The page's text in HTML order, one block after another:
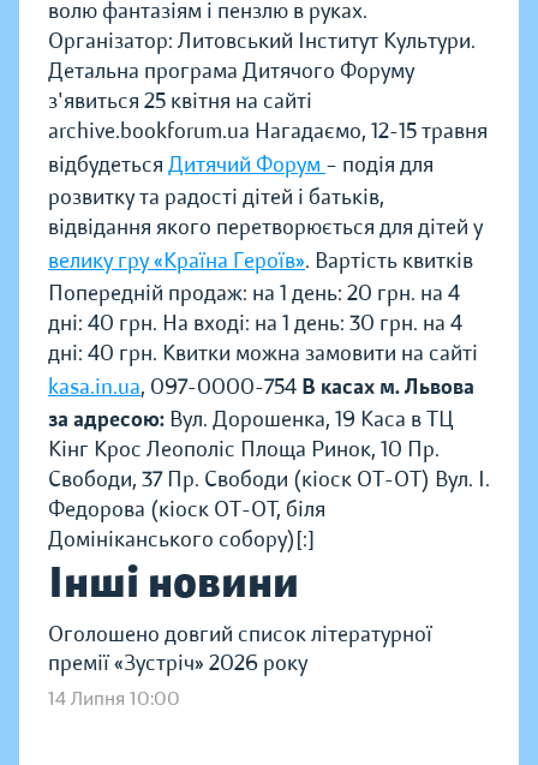
волю фантазіям і пензлю в руках.
Організатор: Литовський Інститут Культури.
Детальна програма Дитячого Форуму
з'явиться 25 квітня на сайті
archive.bookforum.ua Нагадаємо, 12-15 травня
відбудеться Дитячий Форум – подія для
розвитку та радості дітей і батьків,
відвідання якого перетворюється для дітей у
велику гру «Країна Героїв». Вартість квитків
Попередній продаж: на 1 день: 20 грн. на 4
дні: 40 грн. На вході: на 1 день: 30 грн. на 4
дні: 40 грн. Квитки можна замовити на сайті
kasa.in.ua, 097-0000-754 В касах м. Львова
за адресою: Вул. Дорошенка, 19 Каса в ТЦ
Кінг Крос Леополіс Площа Ринок, 10 Пр.
Свободи, 37 Пр. Свободи (кіоск ОТ-ОТ) Вул. І.
Федорова (кіоск ОТ-ОТ, біля
Домініканського собору)[:]
Інші новини
Оголошено довгий список літературної
премії «Зустріч» 2026 року
14 Липня 10:00